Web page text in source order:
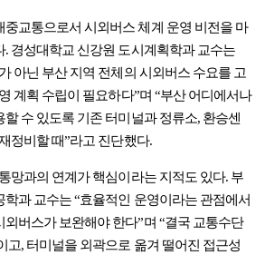
중교통으로서 시외버스 체계 운영 비전을 마
. 경성대학교 신강원 도시계획학과 교수는
아닌 부산 지역 전체의 시외버스 수요를 고
계획 수립이 필요하다”며 “부산 어디에서나
수 있도록 기존 터미널과 정류소, 환승센
정비할 때”라고 진단했다.
망과의 연계가 핵심이라는 지적도 있다. 부
과 교수는 “효율적인 운영이라는 관점에서
버스가 보완해야 한다”며 “결국 교통수단
고, 터미널을 외곽으로 옮겨 떨어진 접근성